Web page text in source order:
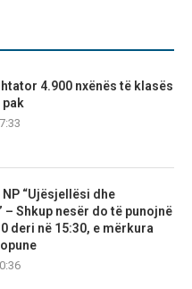
4.900 nxënës të klasës
pak
“Ujësjellësi dhe
– Shkup nesër do të punojnë
deri në 15:30, e mërkura